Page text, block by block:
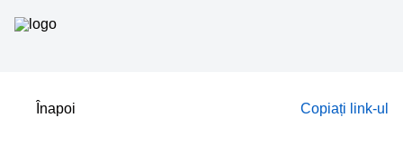
Înapoi Copiați link-ul